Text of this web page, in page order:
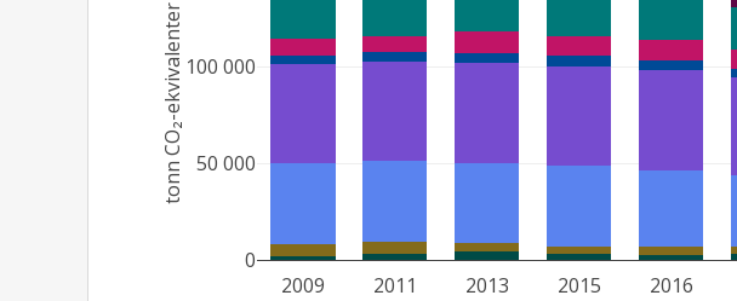
2009 2011 2013 2015 2016
0
50 000
100 000
tonn CO₂-ekvivalenter